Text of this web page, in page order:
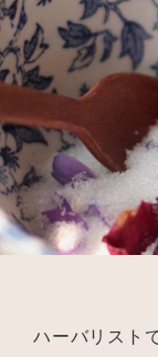
ハーバリスト